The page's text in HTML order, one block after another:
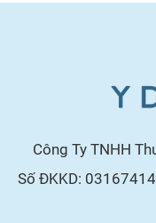
Công Ty TNHH
Số ĐKKD: